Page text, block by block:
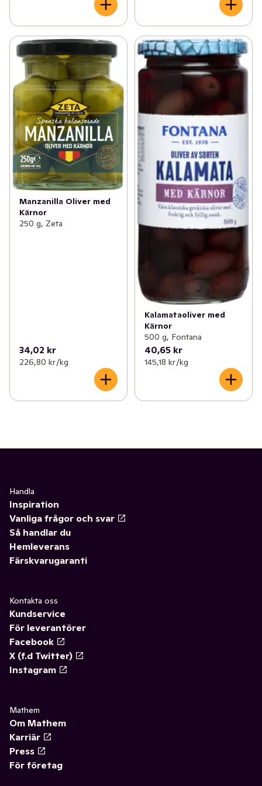
Manzanilla Oliver med
Kärnor
250 g, Zeta
34,02 kr
226,80 kr /kg
Kalamataoliver med
Kärnor
500 g, Fontana
40,65 kr
145,18 kr /kg
Handla
Inspiration
Vanliga frågor och svar
Så handlar du
Hemleverans
Färskvarugaranti
Kontakta oss
Kundservice
För leverantörer
Facebook
X (f.d Twitter)
Instagram
Mathem
Om Mathem
Karriär
Press
För företag